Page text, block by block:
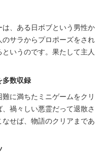
、ある日ボブという男性か
サラからプロポーズをされ
いうのです。果たして主人
多数収録
に満ちたミニゲームをクリ
禍々しい悪霊だって退散さ
せば、物語のクリアまであ